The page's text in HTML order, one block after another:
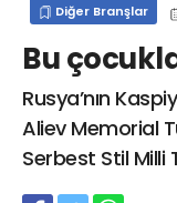
Diğer Branşlar
Bu
Rusya’nın
Aliev Memorial
Serbest Stil Milli